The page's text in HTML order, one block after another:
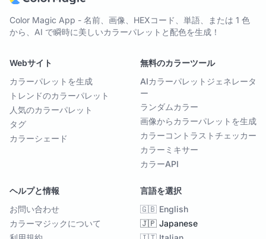
Color Magic App - 名前、画像、HEXコード、単語、または 1 色
から、AI で瞬時に美しいカラーパレットと配色を生成！
Webサイト
カラーパレットを生成
トレンドのカラーパレット
人気のカラーパレット
タグ
カラーシェード
無料のカラーツール
AIカラーパレットジェネレータ
ー
ランダムカラー
画像からカラーパレットを生成
カラーコントラストチェッカー
カラーミキサー
カラーAPI
ヘルプと情報
お問い合わせ
カラーマジックについて
言語を選択
🇬🇧 English
🇯🇵 Japanese